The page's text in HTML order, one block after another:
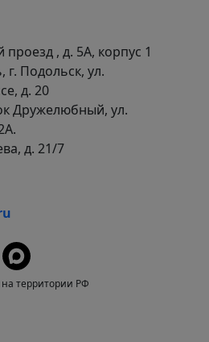
, д. 5А, корпус 1
г. Подольск, ул.
д. 20
Дружелюбный, ул.
д. 21/7
территории РФ